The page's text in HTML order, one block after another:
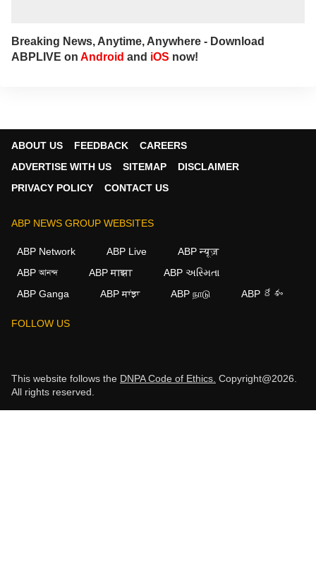
Breaking News, Anytime, Anywhere - Download
ABPLIVE on Android and iOS now!
ABOUT US FEEDBACK
CAREERS
ADVERTISE WITH US
SITEMAP
DISCLAIMER
PRIVACY POLICY
CONTACT US
ABP NEWS GROUP WEBSITES
ABP Network ABP Live
ABP न्यूज़
ABP আনন্দ
ABP माझा
ABP અસ્મિતા
ABP Ganga
ABP ਸਾਂਝਾ ABP நாடு ABP దేశం
FOLLOW US
This website follows the DNPA Code of Ethics. Copyright@2026.
All rights reserved.